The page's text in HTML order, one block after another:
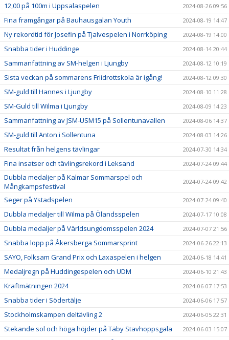
12,00 på 100m i Uppsalaspelen 2024-08-26 09:56
Fina framgångar på Bauhausgalan Youth 2024-08-19 14:47
Ny rekordtid för Josefin på Tjalvespelen i Norrköping 2024-08-19 14:00
Snabba tider i Huddinge 2024-08-14 20:44
Sammanfattning av SM-helgen i Ljungby 2024-08-12 10:19
Sista veckan på sommarens Friidrottskola är igång! 2024-08-12 09:30
SM-guld till Hannes i Ljungby 2024-08-10 11:28
SM-Guld till Wilma i Ljungby 2024-08-09 14:23
Sammanfattning av JSM-USM15 på Sollentunavallen 2024-08-06 14:37
SM-guld till Anton i Sollentuna 2024-08-03 14:26
Resultat från helgens tävlingar 2024-07-30 14:34
Fina insatser och tävlingsrekord i Leksand 2024-07-24 09:44
Dubbla medaljer på Kalmar Sommarspel och
Mångkampsfestival
2024-07-24 09:42
Seger på Ystadspelen 2024-07-24 09:40
Dubbla medaljer till Wilma på Ölandsspelen 2024-07-17 10:08
Dubbla medaljer på Världsungdomsspelen 2024 2024-07-07 21:56
Snabba lopp på Åkersberga Sommarsprint 2024-06-26 22:13
SAYO, Folksam Grand Prix och Laxaspelen i helgen 2024-06-18 14:41
Medaljregn på Huddingespelen och UDM 2024-06-10 21:43
Kraftmätningen 2024 2024-06-07 17:53
Snabba tider i Södertälje 2024-06-06 17:57
Stockholmskampen deltävling 2 2024-06-05 22:31
Stekande sol och höga höjder på Täby Stavhoppsgala 2024-06-03 15:07